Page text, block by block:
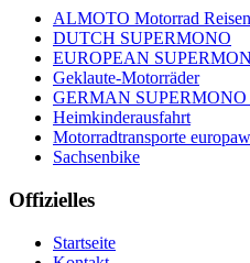
ALMOTO Motorrad Reisen
DUTCH SUPERMONO
EUROPEAN
Geklaute-Motorräder
GERMAN
Heimkinderausfahrt
Motorradtransporte
Sachsenbike
Offizielles
Startseite